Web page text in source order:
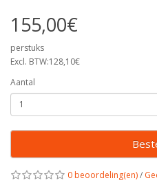
155,00€
perstuks
Excl. BTW:128,10€
Aantal
0 beoordeling(en)/